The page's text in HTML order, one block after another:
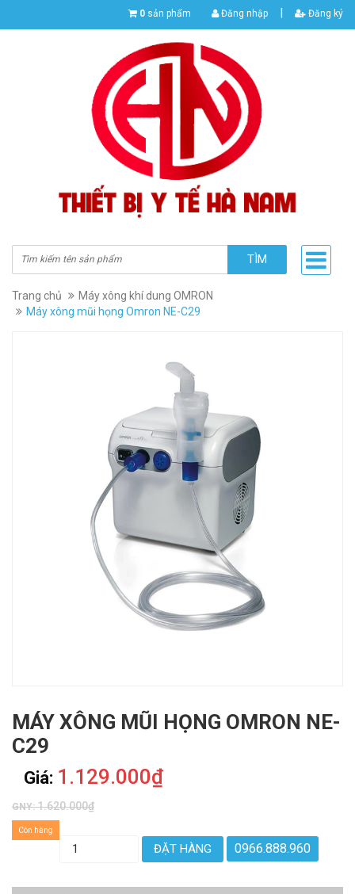
0 sản phẩm Đăng nhập | Đăng ký
TÌM
Trang chủ
Máy xông khí dung OMRON
Máy xông mũi họng Omron NE-C29
MÁY XÔNG MŨI HỌNG OMRON NE-
C29
Giá: 1.129.000₫
GNY:1.620.000₫
Còn hàng
ĐẶT HÀNG 0966.888.960